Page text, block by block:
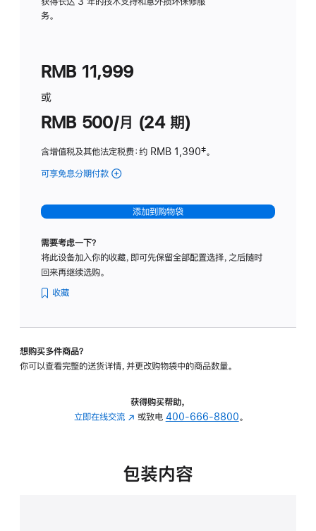
务。
RMB 11,999
或
RMB 500/月 (24 期)
含增值税及其他法定税费：约 RMB 1,390脚
‡。
可享免息分期付款 (Studio
-
标
璃
转
的
添加到购物袋
需要考虑一下？
将此设备加入你的收藏，即可先保留全部配置选择，之后随时
回来再继续选购。
收藏
想购买多件商品？
你可以查看完整的送货详情，并更改购物袋中的商品数量。
获得购买帮助，
立即在线交流 (在
中
或致电 400-666-8800。
包装内容